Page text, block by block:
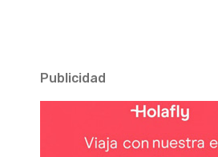
Publicidad